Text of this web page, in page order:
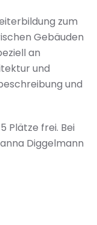
zum
Gebäuden
an
und
und
Plätze frei. Bei
Diggelmann